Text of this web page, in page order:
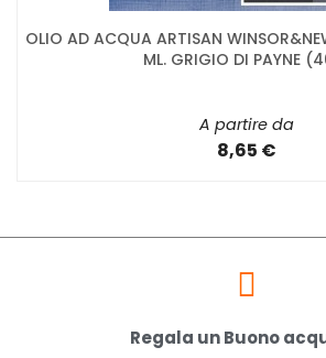
OLIO AD ACQUA ARTISAN
ML. GRIGIO DI PAYNE
A partire da
8,65 €
Regala un Buono